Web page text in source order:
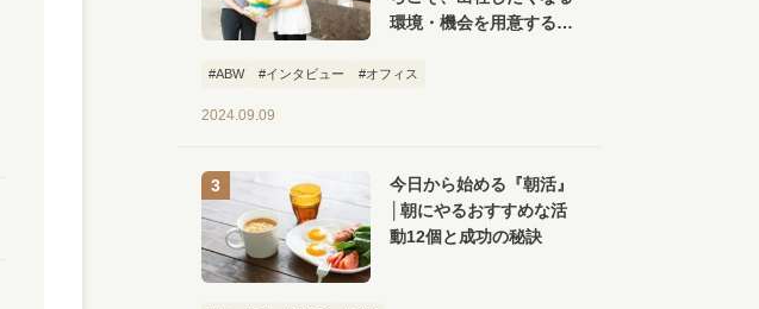
環境・機会を用意する。
ツアー
#ABW #インタビュー #オフィス
2024.09.09
今日から始める『朝活』
│朝にやるおすすめな活
動12個と成功の秘訣